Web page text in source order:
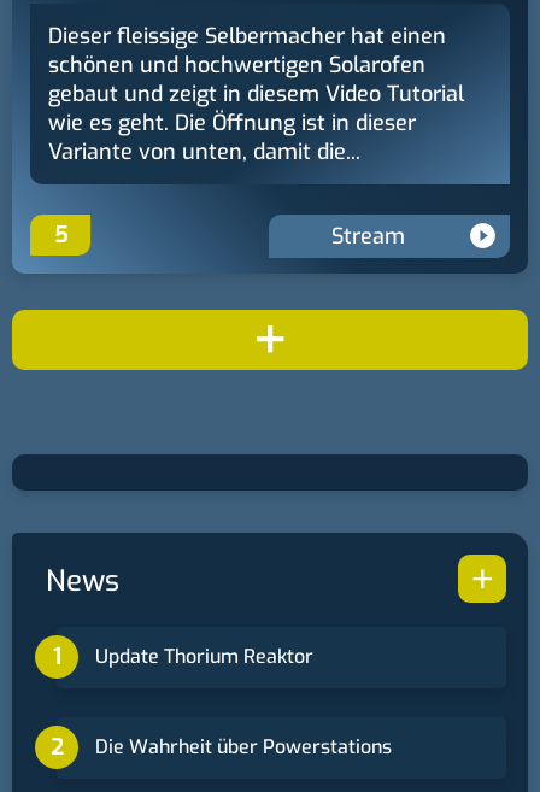
Dieser fleissige Selbermacher hat einen
schönen und hochwertigen Solarofen
gebaut und zeigt in diesem Video Tutorial
wie es geht. Die Öffnung ist in dieser
Variante von unten, damit die...
5 Stream
+
+
News
Update Thorium Reaktor
Die Wahrheit über Powerstations